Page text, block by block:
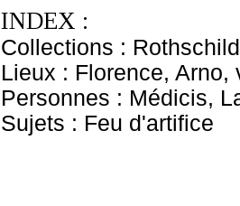
INDEX :
Collections :
Lieux : Florence, Arno,
Personnes : Médicis,
Sujets : Feu d'artifice